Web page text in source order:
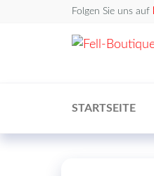
Folgen Sie uns auf
STARTSEITE